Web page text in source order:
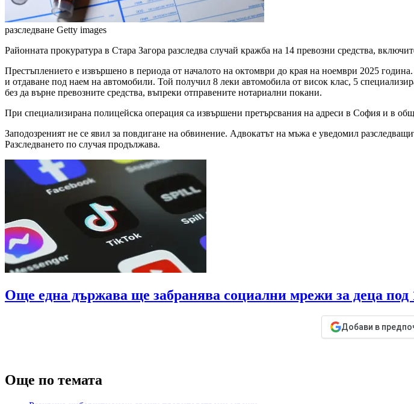
разследване Getty images
Районната прокуратура в Стара Загора разследва случай кражба на 14 превозни средства,
Престъплението е извършено в периода от началото на октомври до края на ноември 2025
и отдаване под наем на автомобили. Той получил 8 леки автомобила от висок клас, 5
без да върне превозните средства, въпреки отправените нотариални покани.
При специализирана полицейска операция са извършени претърсвания на адреси в София и в
Заподозреният не се явил за повдигане на обвинение. Адвокатът на мъжа е уведомил
Разследването по случая продължава.
Още една държава ще забранява социални мрежи за деца под
Добави в
Още по темата